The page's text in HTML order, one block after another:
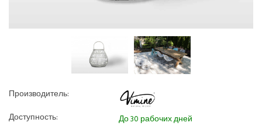
Производитель:
Доступность:
До 30 рабочих дней